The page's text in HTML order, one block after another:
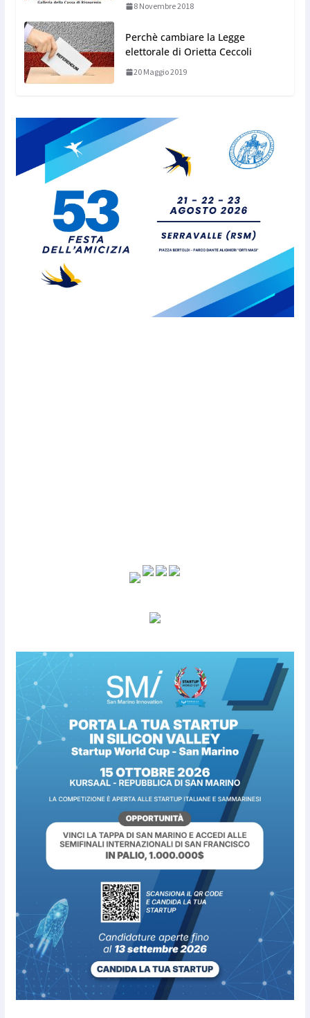
8 Novembre 2018
Perchè cambiare la Legge
elettorale di Orietta Ceccoli
20 Maggio 2019